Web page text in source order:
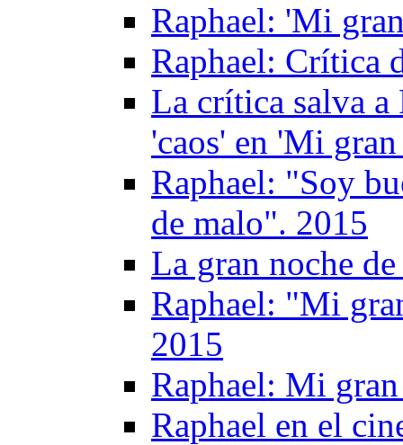
Raphael: 'Mi
Raphael: Crítica
La crítica salva a
'caos' en 'Mi
Raphael: "Soy
de malo". 2015
La gran noche
Raphael: "Mi
2015
Raphael: Mi
Raphael en el